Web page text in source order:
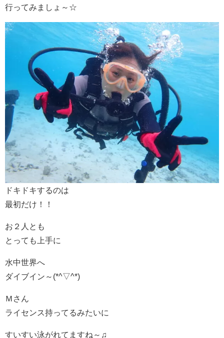
行ってみましょ～☆
ドキドキするのは
最初だけ！！
お２人とも
とっても上手に
水中世界へ
ダイブイン～(*^▽^*)
Ｍさん
ライセンス持ってるみたいに
すいすい泳がれてますね～♫